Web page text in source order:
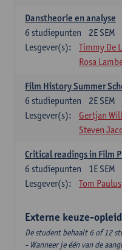
Danstheorie en analyse
2E SEM
6 studiepunten
Lesgever(s):
Timmy De
Rosa
Film History Summer
2E SEM
6 studiepunten
Lesgever(s):
Gertjan
Steven
Critical readings in Film
1E SEM
6 studiepunten
Lesgever(s):
Tom Paulus
Externe keuze-
De student behaalt 6 of 12
- Wanneer je één van de